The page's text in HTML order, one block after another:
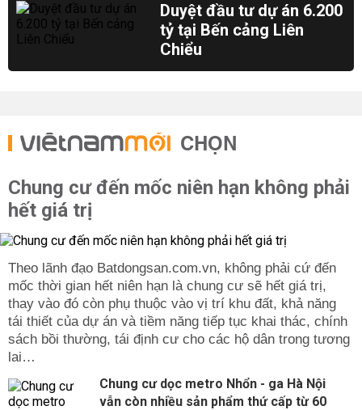
Duyệt đầu tư dự án 6.200
tỷ tại Bến cảng Liên
Chiểu
CHỌN
Chung cư đến mốc niên hạn không phải
hết giá trị
Theo lãnh đạo Batdongsan.com.vn, không phải cứ đến
mốc thời gian hết niên hạn là chung cư sẽ hết giá trị,
thay vào đó còn phụ thuộc vào vị trí khu đất, khả năng
tái thiết của dự án và tiềm năng tiếp tục khai thác, chính
sách bồi thường, tái định cư cho các hộ dân trong tương
lai…
Chung cư dọc metro Nhổn - ga Hà Nội
vẫn còn nhiều sản phẩm thứ cấp từ 60